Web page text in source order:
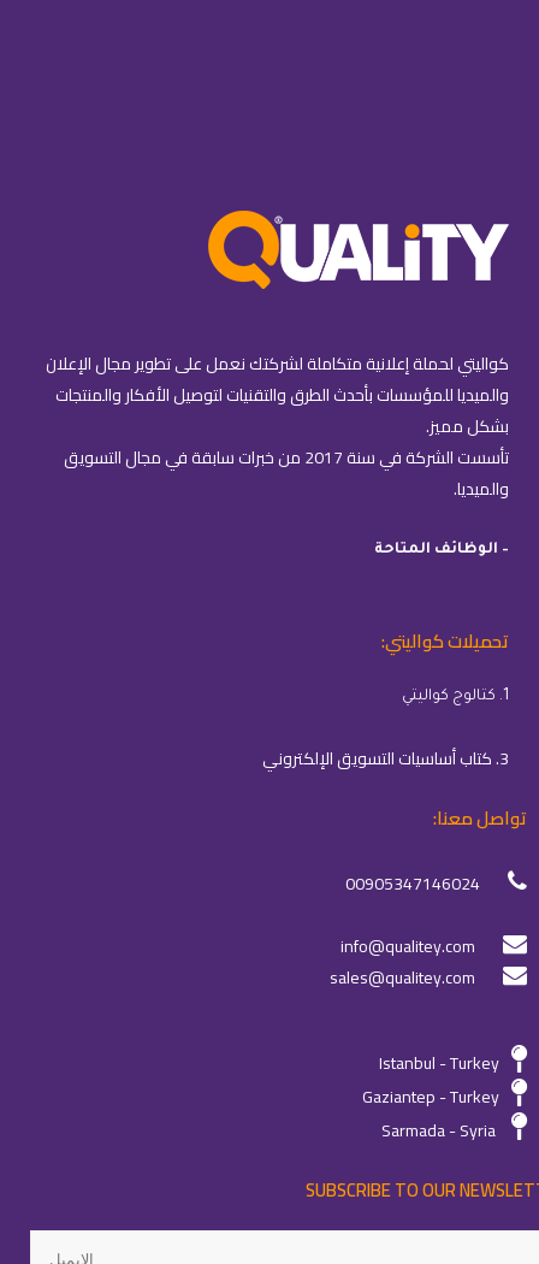
كواليتي لحملة إعلانية متكاملة لشركتك نعمل على تطوير مجال الإعلان
والميديا للمؤسسات بأحدث الطرق والتقنيات لتوصيل الأفكار والمنتجات
بشكل مميز.
تأسست الشركة في سنة 2017 من خبرات سابقة في مجال التسويق
والميديا.
– الوظائف المتاحة
تحميلات كواليتي:
1. كتالوج كواليتي
3. كتاب أساسيات التسويق الإلكتروني
تواصل معنا:
00905347146024
info@qualitey.com
sales@qualitey.com
Istanbul - Turkey
Gaziantep - Turkey
Sarmada - Syria
SUBSCRIBE TO OUR